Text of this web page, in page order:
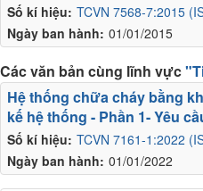
Số kí hiệu: TCVN 7568-7:2015
Ngày ban hành: 01/01/2015
Các văn bản cùng lĩnh vực
Số kí hiệu: TCVN 7161-1:2022
Ngày ban hành: 01/01/2022
Hệ thống chữa cháy bằng
kế hệ thống - Phần 1- Yêu